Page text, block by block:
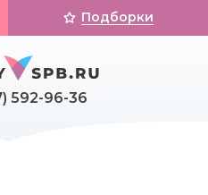
592-96-36
Подборки